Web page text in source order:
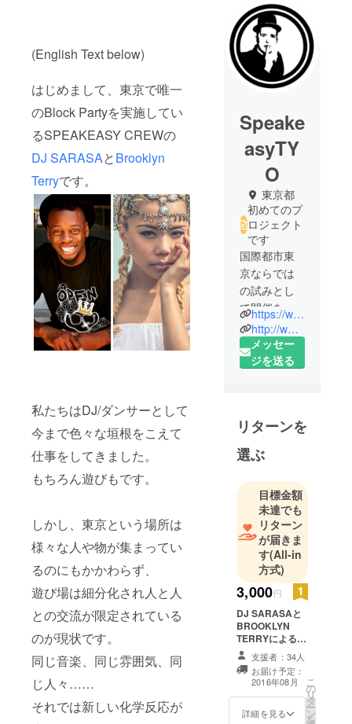
(English Text below)
はじめまして、東京で唯一
のBlock Partyを実施してい
るSPEAKEASY CREWの
DJ SARASAとBrooklyn
Terryです。
私たちはDJ/ダンサーとして
今まで色々な垣根をこえて
仕事をしてきました。
もちろん遊びもです。
しかし、東京という場所は
様々な人や物が集まってい
るのにもかかわらず、
遊び場は細分化され人と人
との交流が限定されている
のが現状です。
同じ音楽、同じ雰囲気、同
じ人々……
それでは新しい化学反応が
Speake
asyTY
O
東京都
初めてのプ
ロジェクト
です
国際都市東
京ならでは
の試みとし
て開催を発
表した
「SPEAKEA
SY」は、ど
く黒人、白
人、金持
ち、貧乏人
も誰もが集
まって、
パーティを
楽しめる場
です。＜
SPEAKEASY
＞では東京
の「リア
ル」なアー
ティスト、
クリエイ
ター、起業
家、旅人、
https://www.facebook.com/speakeasytokyo/
http://www.speakeasytyo.com
メッセー
ジを送る
リターンを
選ぶ
目標金額
未達でも
リターン
が届きま
す(All-in
方式)
3,000円
DJ SARASAと
BROOKLYN
TERRYによる
Speakeasy MIX
へのダウンロー
ドリンク +
Speakeasy TEE
支援者：34人
お届け予定：
2016年08月
詳細を見る
こ
の
リ
タ
ー
ン
を